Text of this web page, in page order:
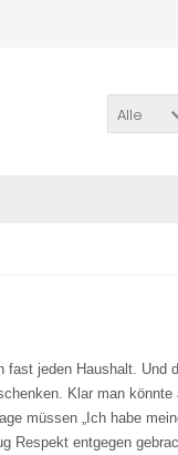
Alle
jeden Haushalt. Und
Klar man
müssen „Ich habe
Respekt entgegen